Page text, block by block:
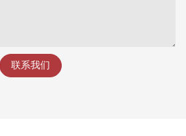
联系我们